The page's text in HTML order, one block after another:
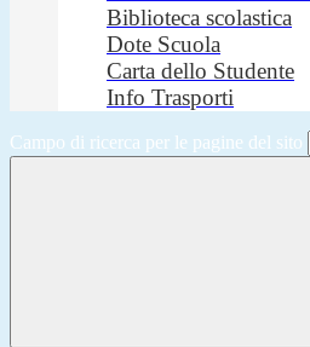
Biblioteca scolastica
Dote Scuola
Carta dello Studente
Info Trasporti
Campo di ricerca per le pagine del sito